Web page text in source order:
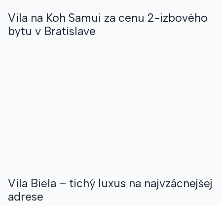
Vila na Koh Samui za cenu 2-izbového
bytu v Bratislave
Vila Biela – tichý luxus na najvzácnejšej
adrese